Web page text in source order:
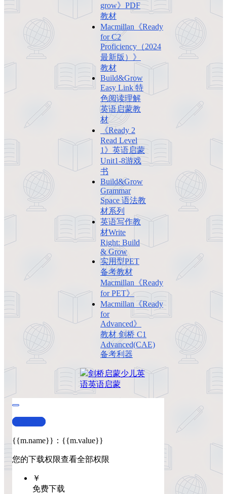
grow》PDF
教材
Macmillan《Ready
for C2
Proficiency（2024
最新版）》
教材
Build&Grow
Easy Link 特
色阅读理解
英语启蒙教
材
《Ready 2
Read Level
1》英语启蒙
Unit1-8游戏
书
Build&Grow
Grammar
Space 语法教
材系列
英语写作教
材Write
Right: Build
& Grow
实用型PET
备考教材
Macmillan《Ready
for PET》
Macmillan《Ready
for
Advanced》
教材 剑桥 C1
Advanced(CAE)
备考利器
剑桥 启蒙少儿英
语英语启蒙
查看演示
{{m.name}} ： {{m.value}}
您的下载权限查看全部权限
￥
免费下载